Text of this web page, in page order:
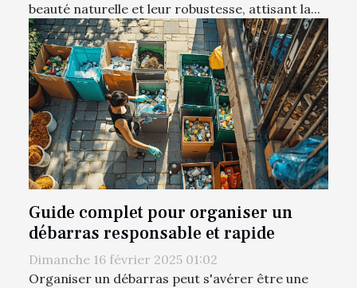
beauté naturelle et leur robustesse, attisant la...
Guide complet pour organiser un
débarras responsable et rapide
Dimanche 16 février 2025 01:02
Organiser un débarras peut s'avérer être une